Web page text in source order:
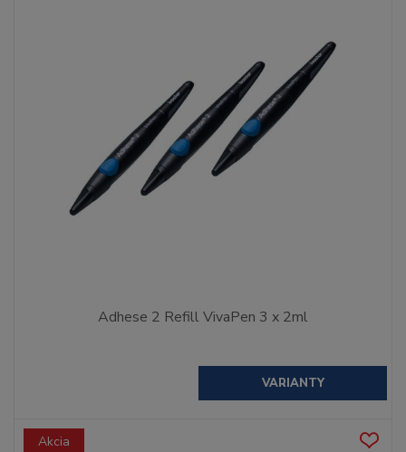
Adhese 2 Refill VivaPen 3 x 2ml
VARIANTY
Akcia